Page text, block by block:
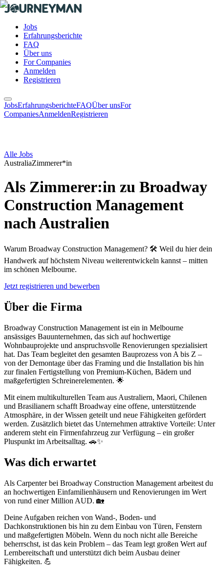
Jobs
Erfahrungsberichte
FAQ
Über uns
For Companies
Anmelden
Registrieren
JobsErfahrungsberichteFAQÜber unsFor
CompaniesAnmeldenRegistrieren
Alle Jobs
AustraliaZimmerer*in
Als Zimmerer:in zu Broadway
Construction Management
nach Australien
Warum Broadway Construction Management? 🛠️ Weil du hier dein
Handwerk auf höchstem Niveau weiterentwickeln kannst – mitten
im schönen Melbourne.
Jetzt registrieren und bewerben
Über die Firma
Broadway Construction Management ist ein in Melbourne
ansässiges Bauunternehmen, das sich auf hochwertige
Wohnbauprojekte und anspruchsvolle Renovierungen spezialisiert
hat. Das Team begleitet den gesamten Bauprozess von A bis Z –
von der Demontage über das Framing und die Installation bis hin
zur finalen Fertigstellung von Premium-Küchen, Bädern und
maßgefertigten Schreinerelementen. 🌟
Mit einem multikulturellen Team aus Australiern, Maori, Chilenen
und Brasilianern schafft Broadway eine offene, unterstützende
Atmosphäre, in der Wissen geteilt und neue Fähigkeiten gefördert
werden. Zusätzlich bietet das Unternehmen attraktive Vorteile: Unter
anderem steht ein Firmenfahrzeug zur Verfügung – ein großer
Pluspunkt im Arbeitsalltag. 🚗✨
Was dich erwartet
Als Carpenter bei Broadway Construction Management arbeitest du
an hochwertigen Einfamilienhäusern und Renovierungen im Wert
von rund einer Million AUD. 🏡
Deine Aufgaben reichen von Wand-, Boden- und
Dachkonstruktionen bis hin zu dem Einbau von Türen, Fenstern
und maßgefertigten Möbeln. Wenn du noch nicht alle Bereiche
beherrschst, ist das kein Problem – das Team legt großen Wert auf
Lernbereitschaft und unterstützt dich beim Ausbau deiner
Fähigkeiten. 💪